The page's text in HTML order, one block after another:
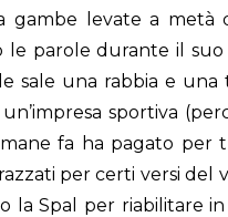
levate a metà
le parole durante il suo
sale una rabbia e
sportiva
fa ha pagato per
per certi versi
Spal per riabilitare